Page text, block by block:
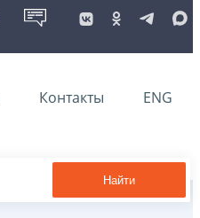
Контакты ENG
Найти